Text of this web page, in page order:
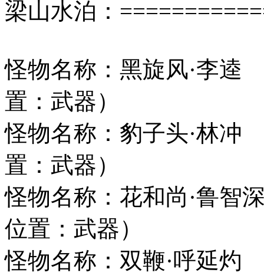
梁山水泊：
怪物名称：黑旋
置：武器）
怪物名称：豹子头
置：武器）
怪物名称：花和尚
位置：武器）
怪物名称：双鞭·